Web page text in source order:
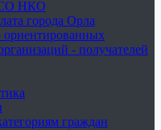
СО НКО
города Орла
ориентированных
- получателей
граждан